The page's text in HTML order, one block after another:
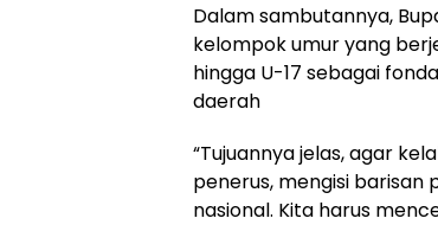
Dalam sambutannya,
kelompok umur yang
hingga U-17 sebagai
daerah
“Tujuannya jelas, agar
penerus, mengisi barisan
nasional. Kita harus